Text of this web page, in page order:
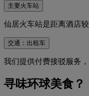
主要火车站
仙居火车站是距离酒店
交通：出租车
我们提供付费接驳服务
寻味环球美食？